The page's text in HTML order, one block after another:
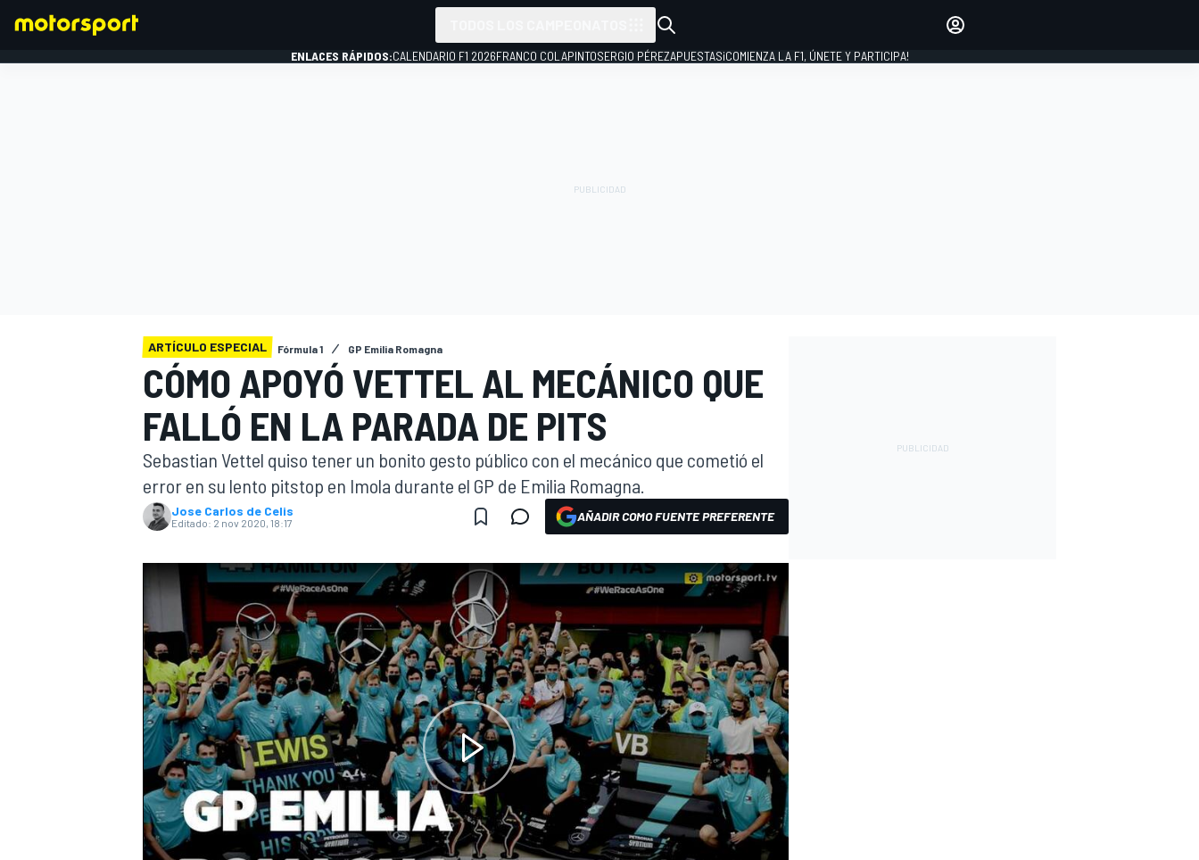
INDYCAR
MOTOGP
INICIAR SESIÓN
ENLACES RÁPIDOS:CALENDARIO F1 2026FRANCO COLAPINTOSERGIO PÉREZAPUESTAS¡COMIENZA LA F1, ÚNETE Y PARTICIPA!
ARTÍCULO ESPECIAL Fórmula 1 GP Emilia Romagna
CÓMO APOYÓ VETTEL AL MECÁNICO QUE
FALLÓ EN LA PARADA DE PITS
Sebastian Vettel quiso tener un bonito gesto público con el mecánico que cometió el
error en su lento pitstop en Imola durante el GP de Emilia Romagna.
Jose Carlos de Celis
Editado: 2 nov 2020, 18:17 AÑADIR COMO FUENTE PREFERENTE